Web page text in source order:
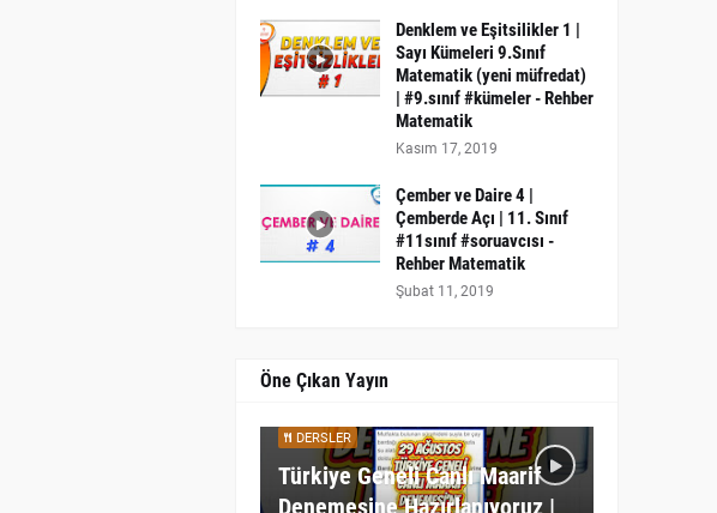
Denklem ve Eşitsilikler 1 |
Sayı Kümeleri 9.Sınıf
Matematik (yeni müfredat)
| #9.sınıf #kümeler - Rehber
Matematik
Kasım 17, 2019
Çember ve Daire 4 |
Çemberde Açı | 11. Sınıf
#11sınıf #soruavcısı -
Rehber Matematik
Şubat 11, 2019
Öne Çıkan Yayın
DERSLER
Türkiye Geneli Canlı Maarif
Denemesine Hazırlanıyoruz |